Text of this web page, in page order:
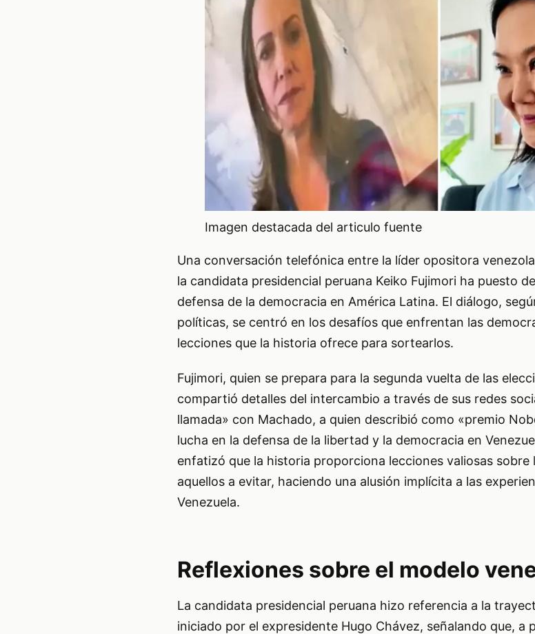
Imagen destacada del articulo fuente
Una conversación telefónica entre la líder opositora
la candidata presidencial peruana Keiko Fujimori ha puesto
defensa de la democracia en América Latina. El diálogo,
políticas, se centró en los desafíos que enfrentan las
lecciones que la historia ofrece para sortearlos.
Fujimori, quien se prepara para la segunda vuelta de las
compartió detalles del intercambio a través de sus redes
llamada» con Machado, a quien describió como «premio
lucha en la defensa de la libertad y la democracia en
enfatizó que la historia proporciona lecciones valiosas sobre
aquellos a evitar, haciendo una alusión implícita a las
Venezuela.
Reflexiones sobre el modelo
La candidata presidencial peruana hizo referencia a la
iniciado por el expresidente Hugo Chávez, señalando que, a